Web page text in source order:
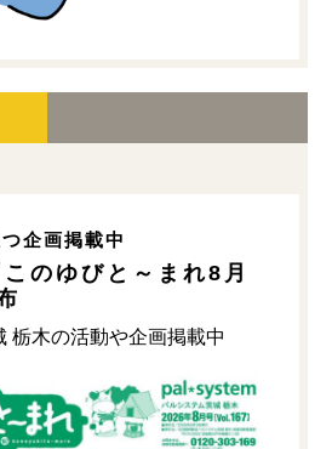
企画掲載中
のゆびと～まれ8月
栃木の活動や企画掲載中